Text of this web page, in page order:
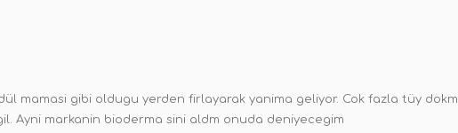
mamasi gibi oldugu yerden firlayarak yanima geliyor. Cok fazla tüy
Ayni markanin bioderma sini aldm onuda deniyecegim